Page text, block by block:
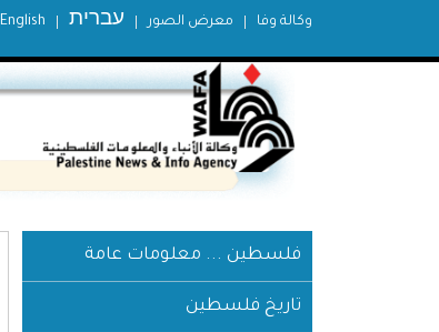
English עברית معرض الصور وكالة وفا
فلسطين ... معلومات عامة
تاريخ فلسطين